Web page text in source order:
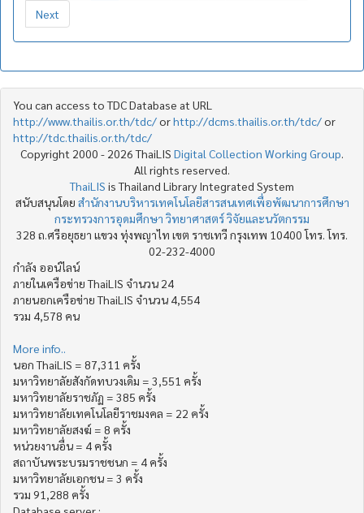
Next
You can access to TDC Database at URL
http://www.thailis.or.th/tdc/orhttp://dcms.thailis.or.th/tdc/or
http://tdc.thailis.or.th/tdc/
Copyright 2000 - 2026 ThaiLIS Digital Collection Working Group.
All rights reserved.
ThaiLIS is Thailand Library Integrated System
สนับสนุนโดย สำนักงานบริหารเทคโนโลยีสารสนเทศเพื่อพัฒนาการศึกษา
กระทรวงการอุดมศึกษา วิทยาศาสตร์ วิจัยและนวัตกรรม
328 ถ.ศรีอยุธยา แขวง ทุ่งพญาไท เขต ราชเทวี กรุงเทพ 10400 โทร. โทร.
02-232-4000
กำลัง ออน์ไลน์
ภายในเครือข่าย ThaiLIS จำนวน 24
ภายนอกเครือข่าย ThaiLIS จำนวน 4,554
รวม 4,578 คน
More info..
นอก ThaiLIS = 87,311 ครั้ง
มหาวิทยาลัยสังกัดทบวงเดิม = 3,551 ครั้ง
มหาวิทยาลัยราชภัฏ = 385 ครั้ง
มหาวิทยาลัยเทคโนโลยีราชมงคล = 22 ครั้ง
มหาวิทยาลัยสงฆ์ = 8 ครั้ง
หน่วยงานอื่น = 4 ครั้ง
สถาบันพระบรมราชชนก = 4 ครั้ง
มหาวิทยาลัยเอกชน = 3 ครั้ง
รวม 91,288 ครั้ง